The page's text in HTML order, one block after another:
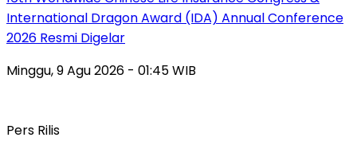
International Dragon Award (IDA) Annual Conference
2026 Resmi Digelar
Minggu, 9 Agu 2026 - 01:45 WIB
Pers Rilis